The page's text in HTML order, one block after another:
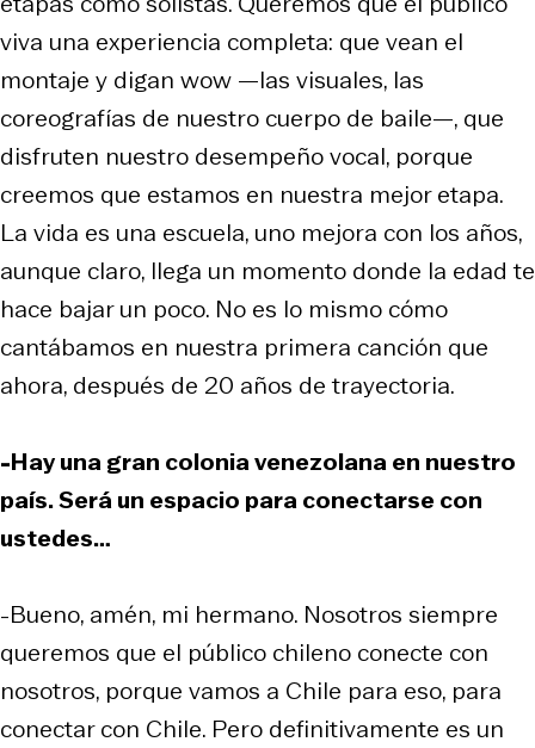
viva una experiencia completa: que vean el
montaje y digan wow —las visuales, las
coreografías de nuestro cuerpo de baile—, que
disfruten nuestro desempeño vocal, porque
creemos que estamos en nuestra mejor etapa.
La vida es una escuela, uno mejora con los años,
aunque claro, llega un momento donde la edad te
hace bajar un poco. No es lo mismo cómo
cantábamos en nuestra primera canción que
ahora, después de 20 años de trayectoria.
-Hay una gran colonia venezolana en nuestro
país. Será un espacio para conectarse con
ustedes…
-Bueno, amén, mi hermano. Nosotros siempre
queremos que el público chileno conecte con
nosotros, porque vamos a Chile para eso, para
conectar con Chile. Pero definitivamente es un